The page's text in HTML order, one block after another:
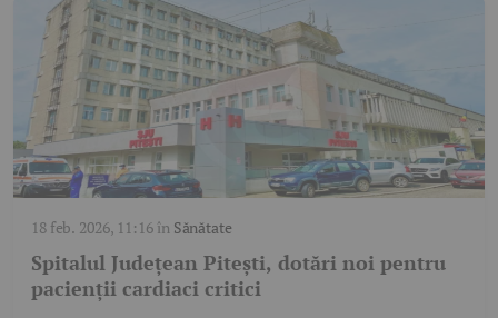
18 feb. 2026, 11:16în Sănătate
Spitalul Județean Pitești, dotări noi pentru
pacienții cardiaci critici